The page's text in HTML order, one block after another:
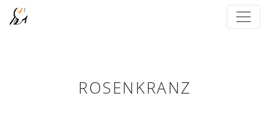
ROSENKRANZ